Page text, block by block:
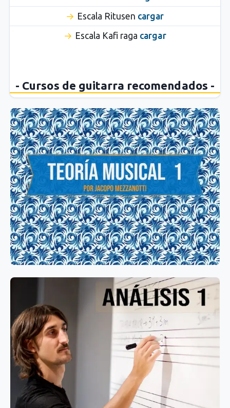
Escala Ritusen cargar
Escala Kafi raga cargar
- Cursos de guitarra recomendados -